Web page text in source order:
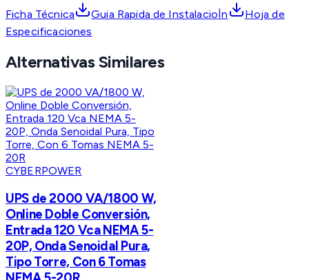
Ficha Técnica Guia Rapida de InstalacioÌn
Hoja de
Especificaciones
Alternativas Similares
CYBERPOWER
UPS de 2000 VA/1800 W,
Online Doble Conversión,
Entrada 120 Vca NEMA 5-
20P, Onda Senoidal Pura,
Tipo Torre, Con 6 Tomas